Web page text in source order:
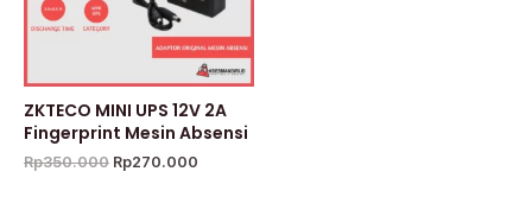
ZKTECO MINI UPS 12V 2A
Fingerprint Mesin Absensi
Rp350.000 Rp270.000